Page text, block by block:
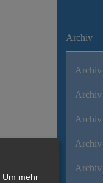
Archiv
Archiv
Archiv
Archiv
Archiv
Um mehr